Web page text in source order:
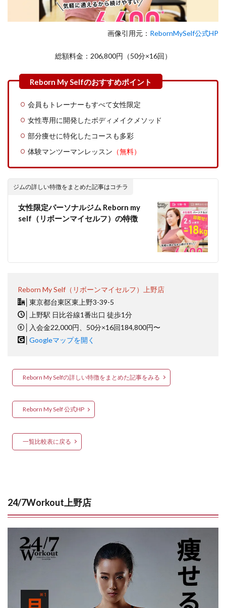
画像引用元： RebornMySelf公式HP
総額料金：206,800円（50分×16回）
会員もトレーナーもすべて女性限定
女性専用に開発したボディメイクメソッド
部分痩せに特化したコースも多彩
体験マンツーマンレッスン （無料）
ジムの詳しい特徴をまとめた記事はコチラ
女性限定パーソナルジム Reborn my
self（リボーンマイセルフ）の特徴
Reborn My Self（リボーンマイセルフ）上野店
東京都台東区東上野3-39-5
上野駅 日比谷線1番出口 徒歩1分
入会金22,000円、50分×16回184,800円〜
Googleマップを開く
Reborn My Selfの詳しい特徴をまとめた記事をみる
Reborn My Self 公式HP
一覧比較表に戻る
24/7Workout上野店